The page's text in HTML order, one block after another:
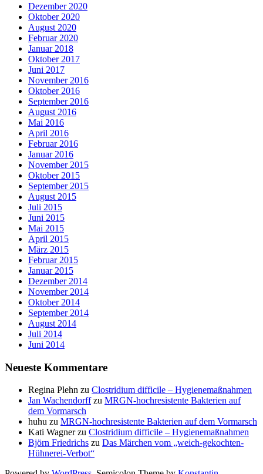
Dezember 2020
Oktober 2020
August 2020
Februar 2020
Januar 2018
Oktober 2017
Juni 2017
November 2016
Oktober 2016
September 2016
August 2016
Mai 2016
April 2016
Februar 2016
Januar 2016
November 2015
Oktober 2015
September 2015
August 2015
Juli 2015
Juni 2015
Mai 2015
April 2015
März 2015
Februar 2015
Januar 2015
Dezember 2014
November 2014
Oktober 2014
September 2014
August 2014
Juli 2014
Juni 2014
Neueste Kommentare
Regina Plehn zu Clostridium difficile – Hygienemaßnahmen
Jan Wachendorffzu MRGN-hochresistente Bakterien auf
dem Vormarsch
huhu zu MRGN-hochresistente Bakterien auf dem Vormarsch
Kati Wagnerzu Clostridium difficile – Hygienemaßnahmen
Björn Friedrichs zu Das Märchen vom „weich-gekochten-
Hühnerei-Verbot“